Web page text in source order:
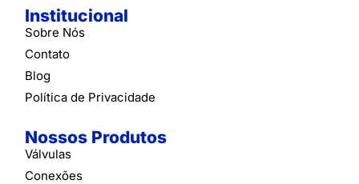
Institucional
Sobre Nós
Contato
Blog
Política de Privacidade
Nossos Produtos
Válvulas
Conexões